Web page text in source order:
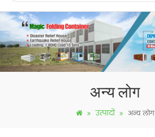
अन्य लोग
उत्पादों अन्य लोग